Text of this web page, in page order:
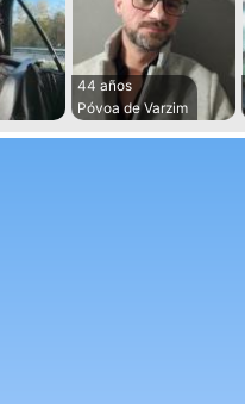
44 años
Póvoa de Varzim